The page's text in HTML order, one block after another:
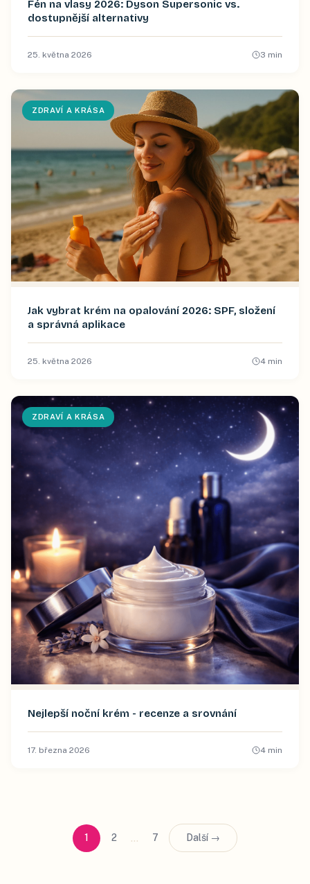
Fén na vlasy 2026: Dyson Supersonic vs.
dostupnější alternativy
25. května 2026 3 min
ZDRAVÍ A KRÁSA
Jak vybrat krém na opalování 2026: SPF, složení
a správná aplikace
25. května 2026 4 min
ZDRAVÍ A KRÁSA
Nejlepší noční krém - recenze a srovnání
17. března 2026 4 min
1 2 … 7 Další →